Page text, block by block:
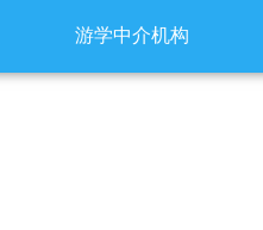
游学中介机构